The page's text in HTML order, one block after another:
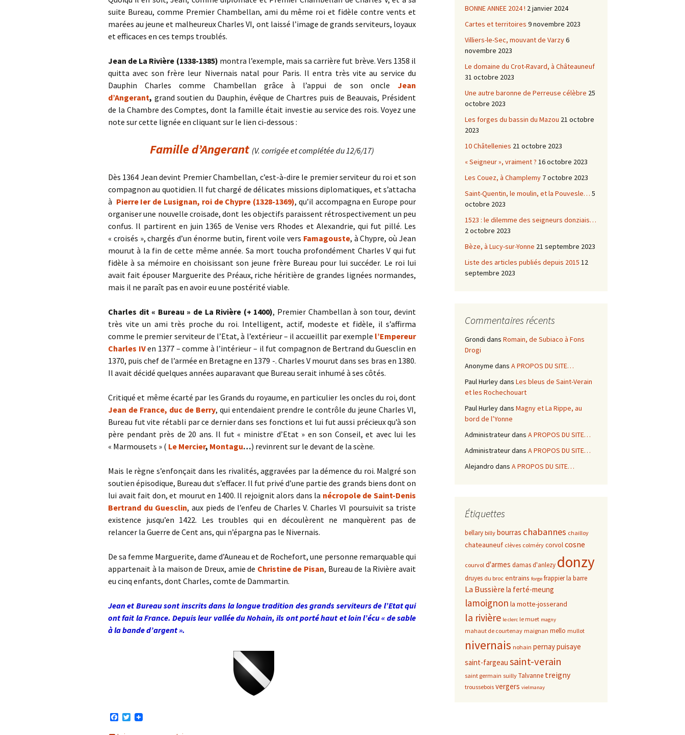
suite Bureau, comme Premier Chambellan, ami du même roi et fidèle contre vents et
marées au jeune et malheureux Charles VI, ont laissé l’image de grands serviteurs, loyaux
et efficaces en ces temps troublés.
Jean de La Rivière (1338-1385) montra l’exemple, mais sa carrière fut brève. Vers 1358 il
quitta avec son frère leur Nivernais natal pour Paris. Il entra très vite au service du
Dauphin Charles comme Chambellan grâce à l’appui de son oncle Jean
d’Angerant, grand soutien du Dauphin, évêque de Chartres puis de Beauvais, Président
de la Chambre des Comptes, dont la famille était investie au service des rois. Voyez une
note sur cette lignée en cliquant sur le lien ci-dessous :
Famille d’Angerant (V. corrigée et complétée du 12/6/17)
Dès 1364 Jean devint Premier Chambellan, c’est-à-dire le premier serviteur du roi et son
compagnon au quotidien. Il fut chargé de délicates missions diplomatiques, et s’attacha
à Pierre Ier de Lusignan, roi de Chypre (1328-1369), qu’il accompagna en Europe pour
organiser une nouvelle croisade, dont les objectifs paraissent rétrospectivement un peu
confus. Il partirent en juin 1365 de Venise vers Rhodes et Alexandrie, qui fut pillé. Les
« croisés », chargés d’un énorme butin, firent voile vers Famagouste, à Chypre, où Jean
mourut à la fin de cette même année. Sa mort toucha profondément Charles V qui fut
fidèle à sa mémoire en choisissant son jeune frère Bureau pour lui succéder. Le roi lui
avait fait épouser Marguerite des Préaux, riche héritière de grandes lignées normandes,
mais il ne paraît pas en avoir eu une postérité viable.
Charles dit « Bureau » de La Rivière (+ 1400), Premier Chambellan à son tour, devint
très vite un ami très proche du roi. Intelligent, actif, modeste et fidèle, il s’affirma
comme le premier serviteur de l’Etat, à l’extérieur – il accueillit par exemple l’Empereur
Charles IVen 1377 – comme à l’intérieur – il fut compagnon de Bertrand du Guesclin en
1370, puis chef de l’armée en Bretagne en 1379 -. Charles V mourut dans ses bras en 1380.
Il avait décidé quelques années auparavant que Bureau serait inhumé à ses côtés.
Critiqué et même écarté par les Grands du royaume, en particulier les oncles du roi, dont
Jean de France, duc de Berry, qui entendaient prendre le contrôle du jeune Charles VI,
Bureau fut vite rétabli par ce dernier dans ses fonctions et lui fut aussi précieux qu’à son
père pendant près de 20 ans. Il fut « ministre d’Etat » en son Conseil, et avec lui les
« Marmousets » ( Le Mercier, Montagu…) revinrent sur le devant de la scène.
Mais le règne s’enfonçait dans les rivalités, aggravées par la démence du roi. Malgré son
soutien épisodique, Bureau dut s’effacer. Il fut privé d’une partie des grands biens dont on
lui avait fait don, et mourut en 1400. Il rejoignit alors dans la nécropole de Saint-Denis
Bertrand du Guesclin, aux pieds de l’enfeu de Charles V. Charles VI poursuivit sa triste
existence jusqu’en 1422. Les troubles qui en découlèrent ne manquèrent pas de
relancer la Guerre de Cent ans, qui n’épargna pas le Nivernais.
De sa femme Marguerite, dame d’Auneau et de Rochefort, une personne remarquable qui
appartenait à la maison de Dreux, amie de Christine de Pisan, Bureau de la Rivière avait
eu cinq enfants, dont Charles, comte de Dammartin.
Jean et Bureau sont inscrits dans la longue tradition des grands serviteurs de l’Etat qui
ont fait la France. Depuis leur vallée du Nohain, ils ont porté haut et loin l’écu « de sable
à la bande d’argent ».
T
BONNE ANNEE 2024 ! 2 janvier 2024
Cartes et territoires 9 novembre 2023
Villiers-le-Sec, mouvant de Varzy6
novembre 2023
Le domaine du Crot-Ravard, à Châteauneuf
31 octobre 2023
Une autre baronne de Perreuse célèbre 25
octobre 2023
Les forges du bassin du Mazou 21 octobre
2023
10 Châtellenies 21 octobre 2023
« Seigneur », vraiment ? 16 octobre 2023
Les Couez, à Champlemy 7 octobre 2023
Saint-Quentin, le moulin, et la Pouvesle… 5
octobre 2023
1523 : le dilemme des seigneurs donziais…
2 octobre 2023
Bèze, à Lucy-sur-Yonne 21 septembre 2023
Liste des articles publiés depuis 2015 12
septembre 2023
Commentaires récents
Grondi dans Romain, de Subiaco à Fons
Drogi
Anonyme dans A PROPOS DU SITE…
Paul Hurleydans Les bleus de Saint-Verain
et les Rochechouart
Paul Hurleydans Magny et La Rippe, au
bord de l’Yonne
Administrateurdans A PROPOS DU SITE…
Administrateurdans A PROPOS DU SITE…
Alejandro dans A PROPOS DU SITE…
Étiquettes
bellary billy bourras chabannes chailloy
chateauneuf clèves colméry corvolcosne
courvol d'armes damas d'anlezy donzy
druyes du broc entrains forge frappierla barre
La Bussière la ferté-meung
lamoignon la motte-josserand
la rivière le clerc le muet magny
mahaut de courtenay maignan mello mullot
nivernais nohain pernaypuisaye
saint-fargeau saint-verain
saint germain suilly Talvanne treigny
troussebois vergers vielmanay